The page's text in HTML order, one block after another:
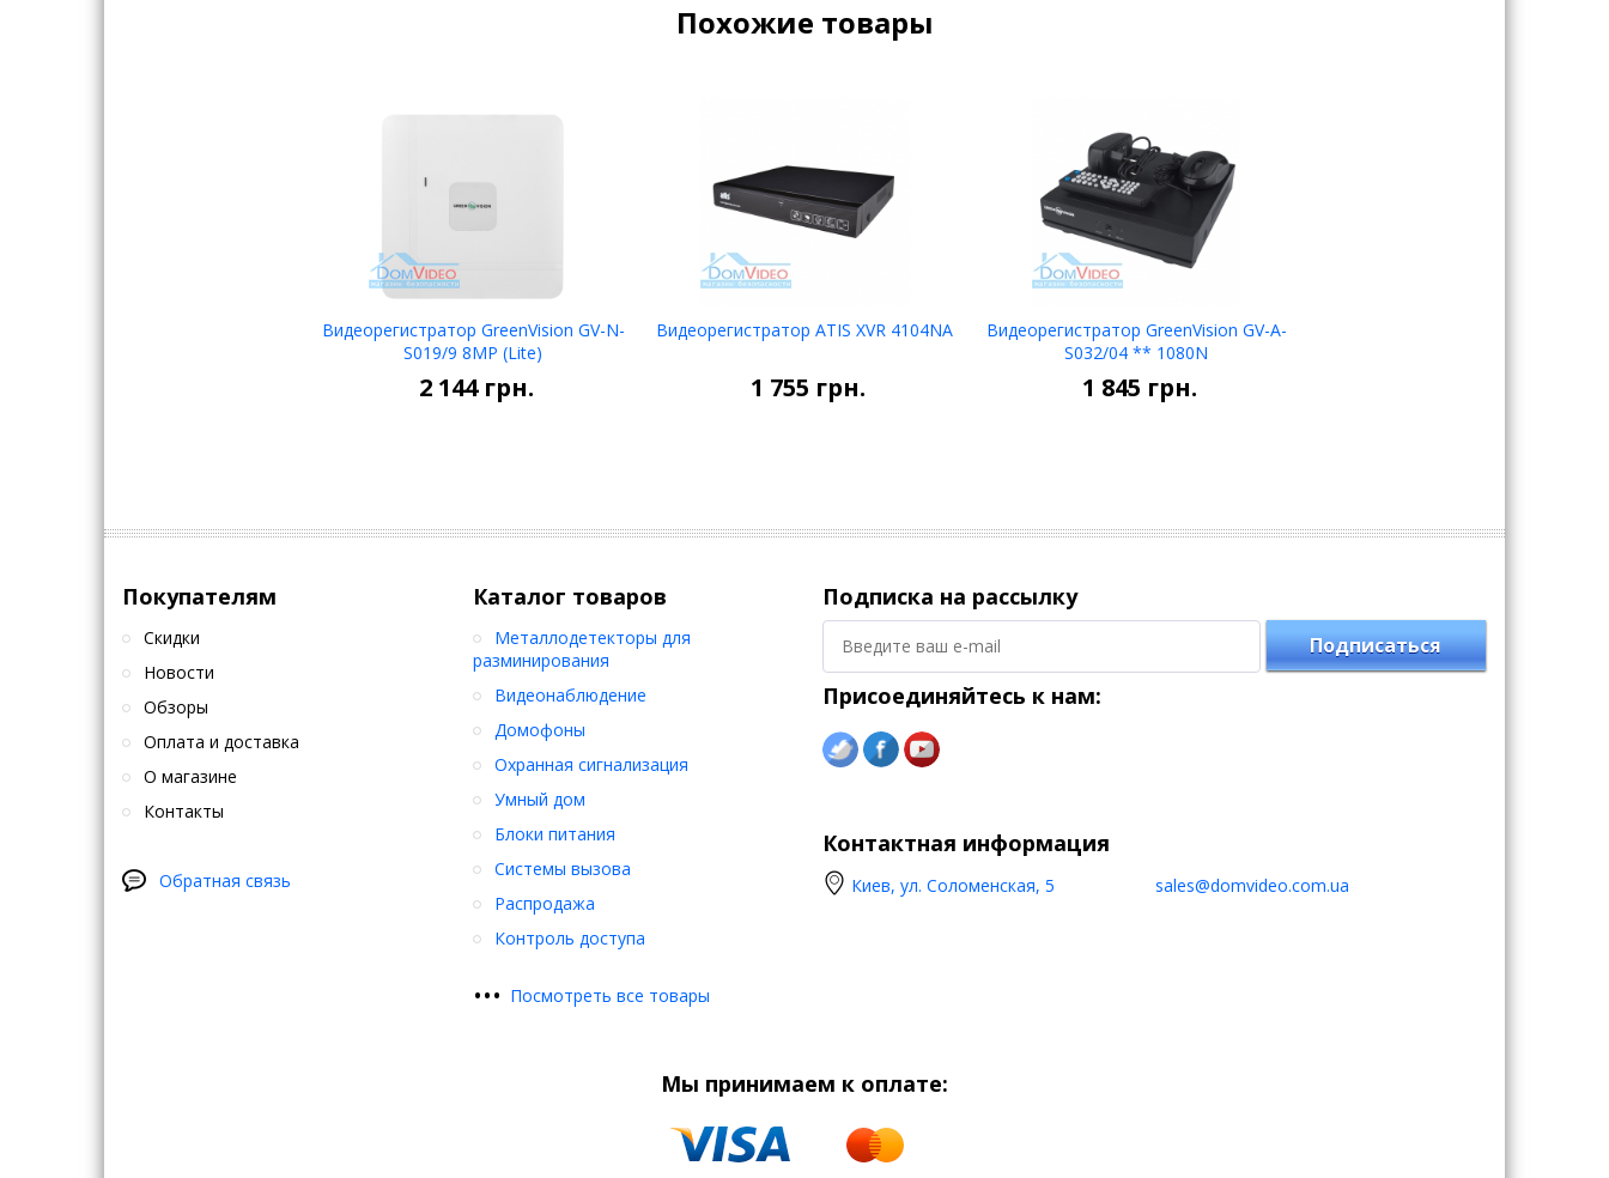
Похожие товары
Видеорегистратор GreenVision GV-N-
S019/9 8MP (Lite)
2 144грн.
В корзину
Видеорегистратор ATIS XVR 4104NA
1 755 грн.
Видеорегистратор GreenVision GV-A-
S032/04 ** 1080N
1 845 грн.
НЕТ В
НАЛИЧИИ
Покупателям
Скидки
Новости
Обзоры
Оплата и доставка
О магазине
Контакты
Обратная связь
Каталог товаров
Металлодетекторы для
разминирования
Видеонаблюдение
Домофоны
Охранная сигнализация
Умный дом
Блоки питания
Системы вызова
Распродажа
Контроль доступа
••• Посмотреть все товары
Подписка на рассылку
Подписаться
Присоединяйтесь к нам:
Контактная информация
Киев, ул. Соломенская, 5 sales@domvideo.com.ua
Мы принимаем к оплате: